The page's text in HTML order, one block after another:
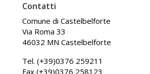
Contatti
Comune di Castelbelforte
Via Roma 33
46032 MN Castelbelforte
Tel. (+39)0376 259211
Fax (+39)0376 258123